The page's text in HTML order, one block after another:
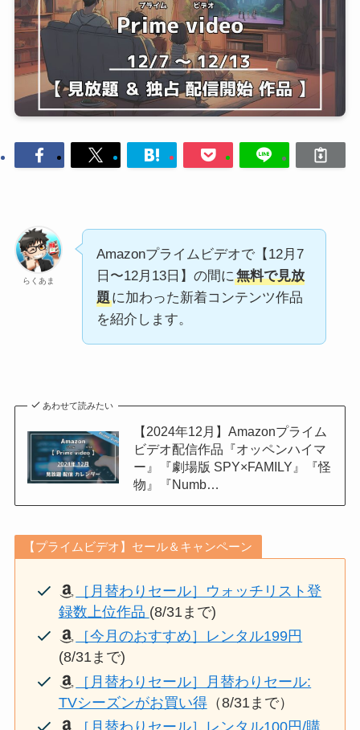
らくあま
Amazonプライムビデオで【12月7
日〜12月13日】の間に無料で見放
題に加わった新着コンテンツ作品
を紹介します。
あわせて読みたい
【2024年12月】Amazonプライム
ビデオ配信作品『オッペンハイマ
ー』『劇場版 SPY×FAMILY』『怪
物』『Numb…
【プライムビデオ】セール＆キャンペーン
［月替わりセール］ウォッチリスト登
録数上位作品 (8/31まで)
［今月のおすすめ］レンタル199円
(8/31まで)
［月替わりセール］月替わりセール:
TVシーズンがお買い得（8/31まで）